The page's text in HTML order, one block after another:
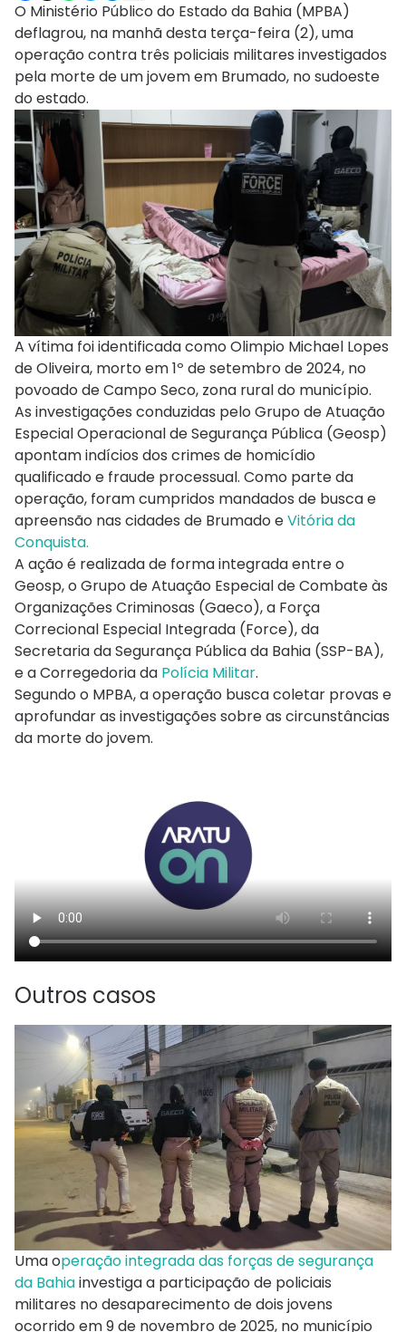
O Ministério Público do Estado da Bahia (MPBA)
deflagrou, na manhã desta terça-feira (2), uma
operação contra três policiais militares investigados
pela morte de um jovem em Brumado, no sudoeste
do estado.
A vítima foi identificada como Olimpio Michael Lopes
de Oliveira, morto em 1º de setembro de 2024, no
povoado de Campo Seco, zona rural do município.
As investigações conduzidas pelo Grupo de Atuação
Especial Operacional de Segurança Pública (Geosp)
apontam indícios dos crimes de homicídio
qualificado e fraude processual. Como parte da
operação, foram cumpridos mandados de busca e
apreensão nas cidades de Brumado eVitória da
Conquista.
A ação é realizada de forma integrada entre o
Geosp, o Grupo de Atuação Especial de Combate às
Organizações Criminosas (Gaeco), a Força
Correcional Especial Integrada (Force), da
Secretaria da Segurança Pública da Bahia (SSP-BA),
e a Corregedoria da Polícia Militar.
Segundo o MPBA, a operação busca coletar provas e
aprofundar as investigações sobre as circunstâncias
da morte do jovem.
Outros casos
Uma operação integrada das forças de segurança
da Bahiainvestiga a participação de policiais
militares no desaparecimento de dois jovens
ocorrido em 9 de novembro de 2025, no município